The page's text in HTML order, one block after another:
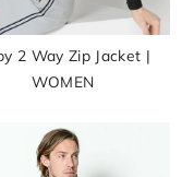
2 Way Zip Jacket |
WOMEN